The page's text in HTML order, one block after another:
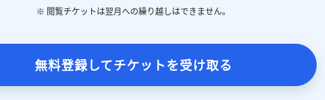
※ 閲覧チケットは翌月への繰り越しはできません。
無料登録してチケットを受け取る